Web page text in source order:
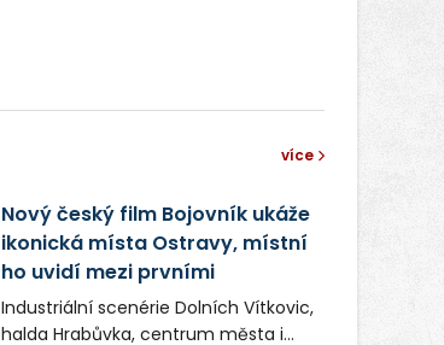
více
Nový český film Bojovník ukáže
ikonická místa Ostravy, místní
ho uvidí mezi prvními
Industriální scenérie Dolních Vítkovic,
halda Hrabůvka, centrum města i